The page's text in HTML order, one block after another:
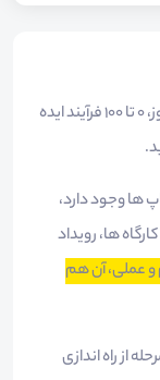
شما در طی 5 هفته به صورت گام‌به‌گام و خودآموز، 0 تا 100 فرآیند ایده
ها وجود دارد،
ها، رویداد
و عملی، آن هم
از راه اندازی